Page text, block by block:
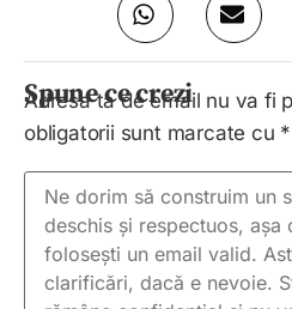
Spune ce crezi
Adresa ta de email nu va fi
obligatorii sunt marcate cu *